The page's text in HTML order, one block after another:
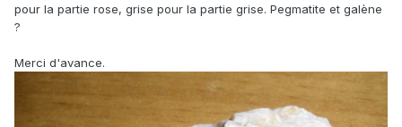
pour la partie rose, grise pour la partie grise. Pegmatite et galène
?
Merci d'avance.